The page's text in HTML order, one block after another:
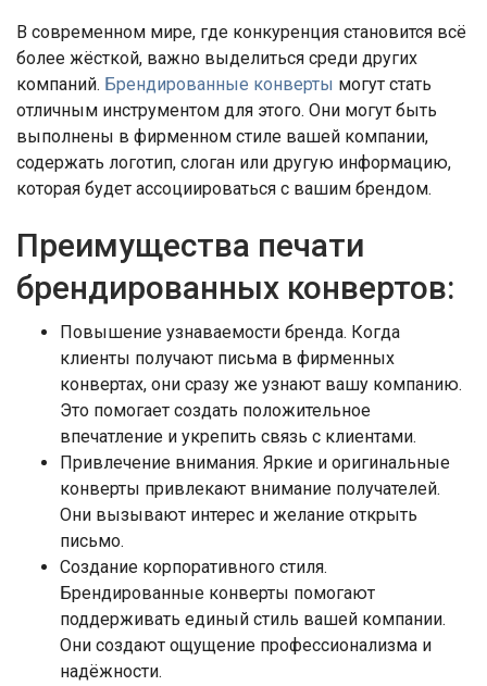
В современном мире, где конкуренция становится всё
более жёсткой, важно выделиться среди других
компаний. Брендированные конверты могут стать
отличным инструментом для этого. Они могут быть
выполнены в фирменном стиле вашей компании,
содержать логотип, слоган или другую информацию,
которая будет ассоциироваться с вашим брендом.
Преимущества печати
брендированных конвертов:
Повышение узнаваемости бренда. Когда
клиенты получают письма в фирменных
конвертах, они сразу же узнают вашу компанию.
Это помогает создать положительное
впечатление и укрепить связь с клиентами.
Привлечение внимания. Яркие и оригинальные
конверты привлекают внимание получателей.
Они вызывают интерес и желание открыть
письмо.
Создание корпоративного стиля.
Брендированные конверты помогают
поддерживать единый стиль вашей компании.
Они создают ощущение профессионализма и
надёжности.